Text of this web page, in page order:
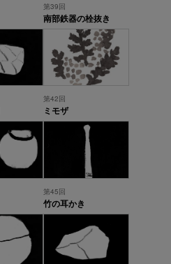
第39回
南部鉄器の栓抜き
第42回
ミモザ
第45回
竹の耳かき